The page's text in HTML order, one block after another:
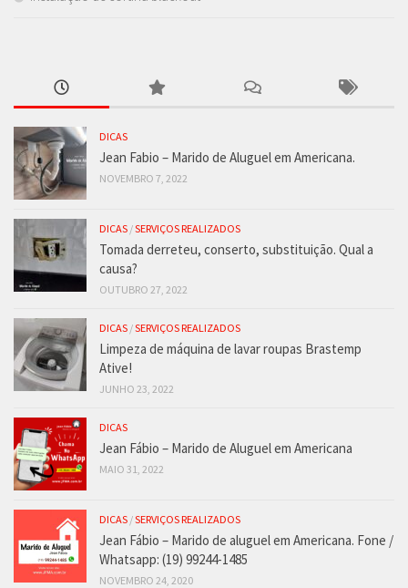
DICAS
Jean Fabio – Marido de Aluguel em Americana.
NOVEMBRO 7, 2022
DICAS /SERVIÇOS REALIZADOS
Tomada derreteu, conserto, substituição. Qual a
causa?
OUTUBRO 27, 2022
DICAS /SERVIÇOS REALIZADOS
Limpeza de máquina de lavar roupas Brastemp
Ative!
JUNHO 23, 2022
DICAS
Jean Fábio – Marido de Aluguel em Americana
MAIO 31, 2022
DICAS /SERVIÇOS REALIZADOS
Jean Fábio – Marido de aluguel em Americana. Fone /
Whatsapp: (19) 99244-1485
NOVEMBRO 24, 2020